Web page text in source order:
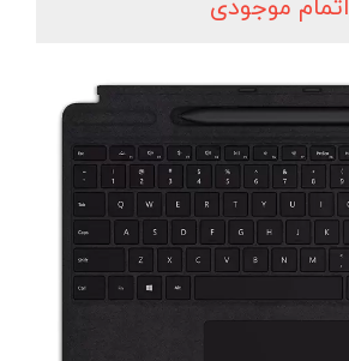
اتمام موجودی